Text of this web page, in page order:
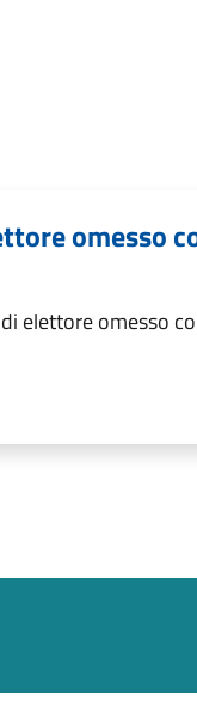
omesso
elettore omesso